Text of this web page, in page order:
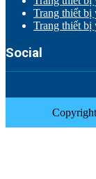
Trang thiết
Trang thiết
Social